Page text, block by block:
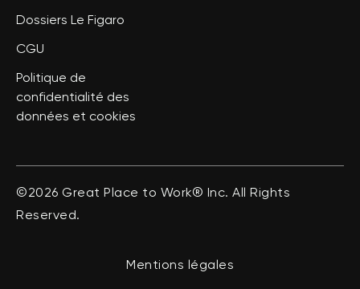
Dossiers Le Figaro
CGU
Politique de
confidentialité des
données et cookies
©2026 Great Place to Work® Inc. All Rights
Reserved.
Mentions légales